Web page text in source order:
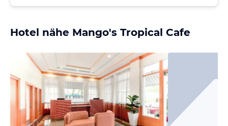
Hotel nähe Mango's Tropical Cafe